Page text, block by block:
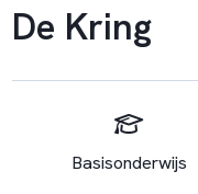
De Kring
Basisonderwijs